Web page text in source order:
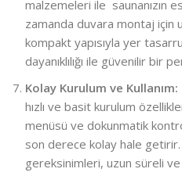
malzemeleri ile saunanızın
zamanda duvara montaj için
kompakt yapısıyla yer
dayanıklılığı ile güvenilir bir
Kolay Kurulum ve Kullanım:
hızlı ve basit kurulum
menüsü ve dokunmatik
son derece kolay hale getirir.
gereksinimleri, uzun süreli ve